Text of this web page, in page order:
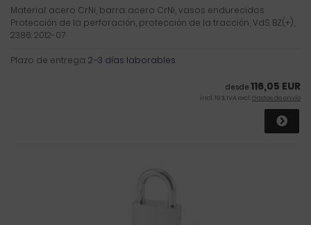
Material: acero CrNi, barra: acero CrNi, vasos endurecidos
Protección de la perforación, protección de la tracción, VdS BZ(+),
2386: 2012-07
Plazo de entrega:2–3 días laborables
desde 116,05 EUR
incl. 19 % IVA excl.Gastos de envío